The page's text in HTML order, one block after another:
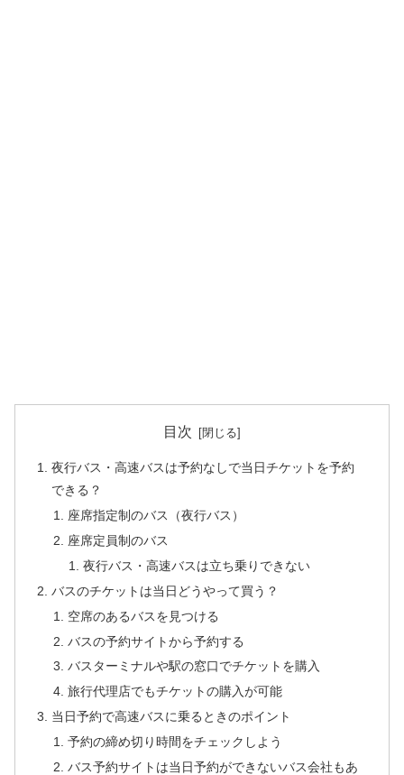
目次
夜行バス・高速バスは予約なしで当日チケットを予約
できる？
座席指定制のバス（夜行バス）
座席定員制のバス
夜行バス・高速バスは立ち乗りできない
バスのチケットは当日どうやって買う？
空席のあるバスを見つける
バスの予約サイトから予約する
バスターミナルや駅の窓口でチケットを購入
旅行代理店でもチケットの購入が可能
当日予約で高速バスに乗るときのポイント
予約の締め切り時間をチェックしよう
バス予約サイトは当日予約ができないバス会社もあ